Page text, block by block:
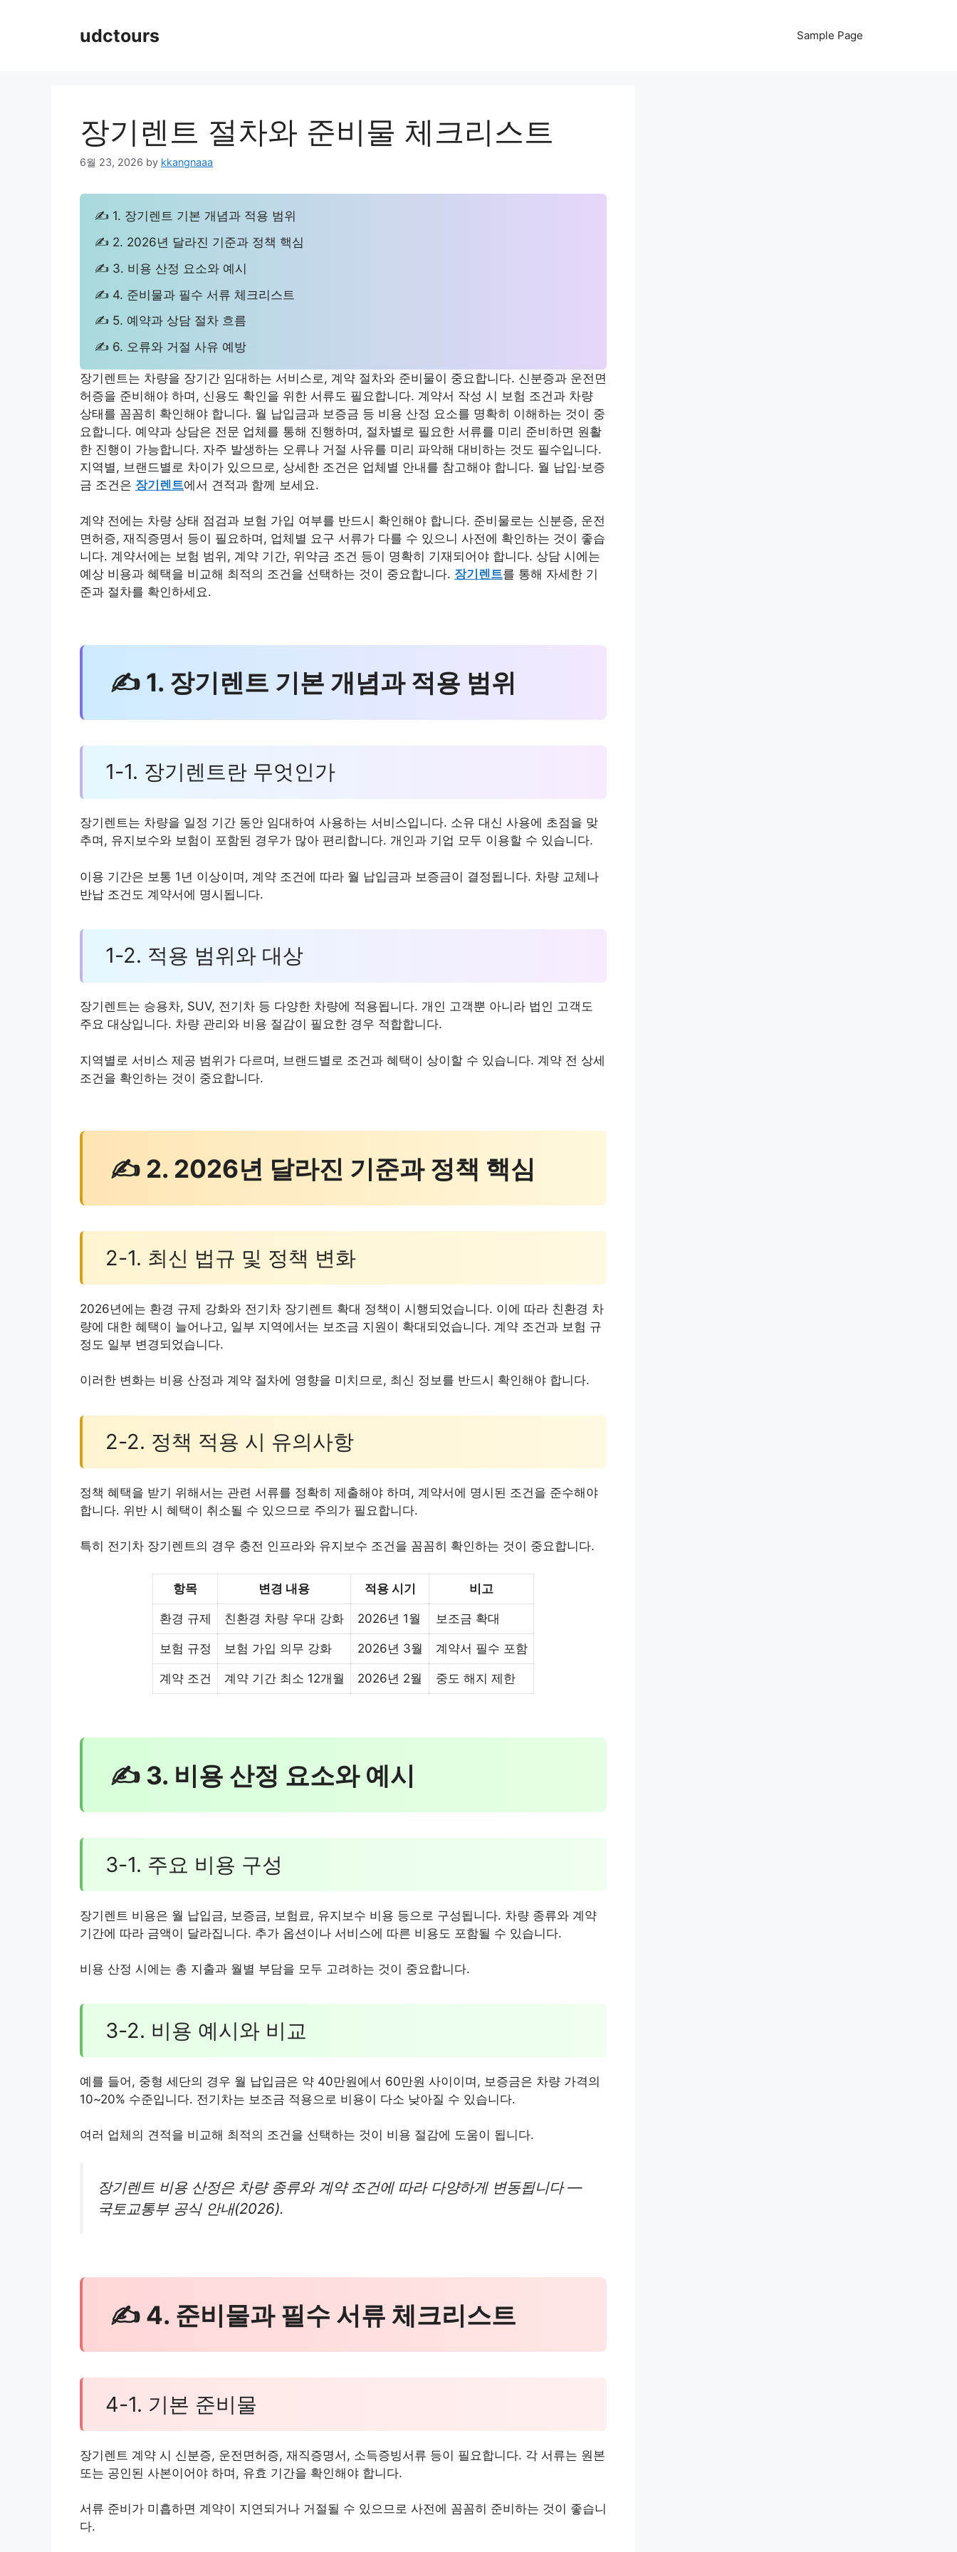
udctours Sample Page
장기렌트 절차와 준비물 체크리스트
6월 23, 2026 by kkangnaaa
✍ 1. 장기렌트 기본 개념과 적용 범위
✍ 2. 2026년 달라진 기준과 정책 핵심
✍ 3. 비용 산정 요소와 예시
✍ 4. 준비물과 필수 서류 체크리스트
✍ 5. 예약과 상담 절차 흐름
✍ 6. 오류와 거절 사유 예방
장기렌트는 차량을 장기간 임대하는 서비스로, 계약 절차와 준비물이 중요합니다. 신분증과 운전면
허증을 준비해야 하며, 신용도 확인을 위한 서류도 필요합니다. 계약서 작성 시 보험 조건과 차량
상태를 꼼꼼히 확인해야 합니다. 월 납입금과 보증금 등 비용 산정 요소를 명확히 이해하는 것이 중
요합니다. 예약과 상담은 전문 업체를 통해 진행하며, 절차별로 필요한 서류를 미리 준비하면 원활
한 진행이 가능합니다. 자주 발생하는 오류나 거절 사유를 미리 파악해 대비하는 것도 필수입니다.
지역별, 브랜드별로 차이가 있으므로, 상세한 조건은 업체별 안내를 참고해야 합니다. 월 납입·보증
금 조건은 장기렌트에서 견적과 함께 보세요.
계약 전에는 차량 상태 점검과 보험 가입 여부를 반드시 확인해야 합니다. 준비물로는 신분증, 운전
면허증, 재직증명서 등이 필요하며, 업체별 요구 서류가 다를 수 있으니 사전에 확인하는 것이 좋습
니다. 계약서에는 보험 범위, 계약 기간, 위약금 조건 등이 명확히 기재되어야 합니다. 상담 시에는
예상 비용과 혜택을 비교해 최적의 조건을 선택하는 것이 중요합니다. 장기렌트를 통해 자세한 기
준과 절차를 확인하세요.
✍ 1. 장기렌트 기본 개념과 적용 범위
1-1. 장기렌트란 무엇인가
장기렌트는 차량을 일정 기간 동안 임대하여 사용하는 서비스입니다. 소유 대신 사용에 초점을 맞
추며, 유지보수와 보험이 포함된 경우가 많아 편리합니다. 개인과 기업 모두 이용할 수 있습니다.
이용 기간은 보통 1년 이상이며, 계약 조건에 따라 월 납입금과 보증금이 결정됩니다. 차량 교체나
반납 조건도 계약서에 명시됩니다.
1-2. 적용 범위와 대상
장기렌트는 승용차, SUV, 전기차 등 다양한 차량에 적용됩니다. 개인 고객뿐 아니라 법인 고객도
주요 대상입니다. 차량 관리와 비용 절감이 필요한 경우 적합합니다.
지역별로 서비스 제공 범위가 다르며, 브랜드별로 조건과 혜택이 상이할 수 있습니다. 계약 전 상세
조건을 확인하는 것이 중요합니다.
✍ 2. 2026년 달라진 기준과 정책 핵심
2-1. 최신 법규 및 정책 변화
2026년에는 환경 규제 강화와 전기차 장기렌트 확대 정책이 시행되었습니다. 이에 따라 친환경 차
량에 대한 혜택이 늘어나고, 일부 지역에서는 보조금 지원이 확대되었습니다. 계약 조건과 보험 규
정도 일부 변경되었습니다.
이러한 변화는 비용 산정과 계약 절차에 영향을 미치므로, 최신 정보를 반드시 확인해야 합니다.
2-2. 정책 적용 시 유의사항
정책 혜택을 받기 위해서는 관련 서류를 정확히 제출해야 하며, 계약서에 명시된 조건을 준수해야
합니다. 위반 시 혜택이 취소될 수 있으므로 주의가 필요합니다.
특히 전기차 장기렌트의 경우 충전 인프라와 유지보수 조건을 꼼꼼히 확인하는 것이 중요합니다.
항목 변경 내용 적용 시기 비고
환경 규제 친환경 차량 우대 강화 2026년 1월 보조금 확대
보험 규정 보험 가입 의무 강화 2026년 3월 계약서 필수 포함
계약 조건 계약 기간 최소 12개월 2026년 2월 중도 해지 제한
✍ 3. 비용 산정 요소와 예시
3-1. 주요 비용 구성
장기렌트 비용은 월 납입금, 보증금, 보험료, 유지보수 비용 등으로 구성됩니다. 차량 종류와 계약
기간에 따라 금액이 달라집니다. 추가 옵션이나 서비스에 따른 비용도 포함될 수 있습니다.
비용 산정 시에는 총 지출과 월별 부담을 모두 고려하는 것이 중요합니다.
3-2. 비용 예시와 비교
예를 들어, 중형 세단의 경우 월 납입금은 약 40만원에서 60만원 사이이며, 보증금은 차량 가격의
10~20% 수준입니다. 전기차는 보조금 적용으로 비용이 다소 낮아질 수 있습니다.
여러 업체의 견적을 비교해 최적의 조건을 선택하는 것이 비용 절감에 도움이 됩니다.
장기렌트 비용 산정은 차량 종류와 계약 조건에 따라 다양하게 변동됩니다 —
국토교통부 공식 안내(2026).
✍ 4. 준비물과 필수 서류 체크리스트
4-1. 기본 준비물
장기렌트 계약 시 신분증, 운전면허증, 재직증명서, 소득증빙서류 등이 필요합니다. 각 서류는 원본
또는 공인된 사본이어야 하며, 유효 기간을 확인해야 합니다.
서류 준비가 미흡하면 계약이 지연되거나 거절될 수 있으므로 사전에 꼼꼼히 준비하는 것이 좋습니
다.